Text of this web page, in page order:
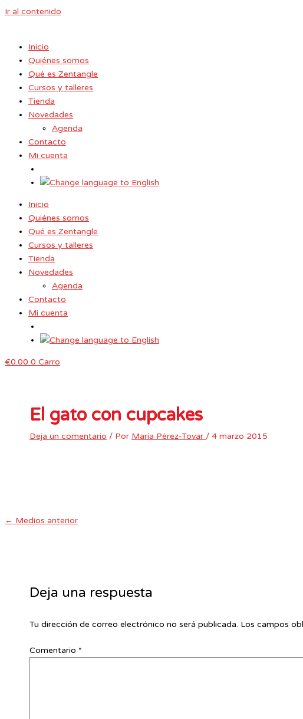
Ir al contenido
Inicio
Quiénes somos
Qué es Zentangle
Cursos y talleres
Tienda
Novedades
Agenda
Contacto
Mi cuenta
Inicio
Quiénes somos
Qué es Zentangle
Cursos y talleres
Tienda
Novedades
Agenda
Contacto
Mi cuenta
€0.00 0 Carro
El gato con cupcakes
Deja un comentario / Por María Pérez-Tovar / 4 marzo 2015
← Medios anterior
Deja una respuesta
Tu dirección de correo electrónico no será publicada. Los campos
Comentario *